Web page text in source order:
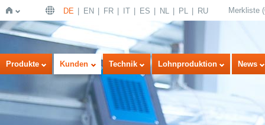
Startseite
DE EN FR IT ES NL PL RU Merkliste (
Produkte Kunden Technik Lohnproduktion News